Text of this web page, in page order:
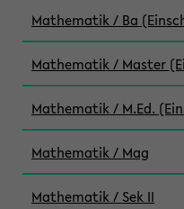
Mathematik / Ba
Mathematik / Master
Mathematik / M.Ed.
Mathematik / Mag
Mathematik / Sek II